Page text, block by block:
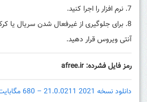
نرم افزار را اجرا کنید.
برای جلوگیری از غیرفعال شدن سریال یا
آنتی ویروس قرار دهید.
رمز فایل فشرده: afree.ir
دانلود نسخه 2021 21.0.0211 – 680 مگابایت